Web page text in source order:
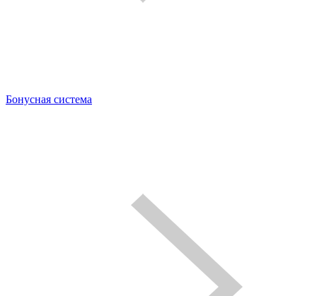
Бонусная система